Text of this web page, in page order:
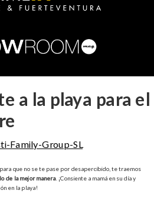
a la playa para el
Family-Group-SL
que no se te pase por desapercibido, te traemos
de la mejor manera. ¡Consiente a mamá en su día y
en la playa!